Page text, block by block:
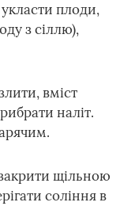
плоди,
з сіллю),
вміст
наліт.
щільною
соління в